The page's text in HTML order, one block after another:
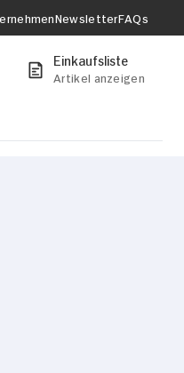
NewsletterFAQs
Einkaufsliste
Artikel anzeigen